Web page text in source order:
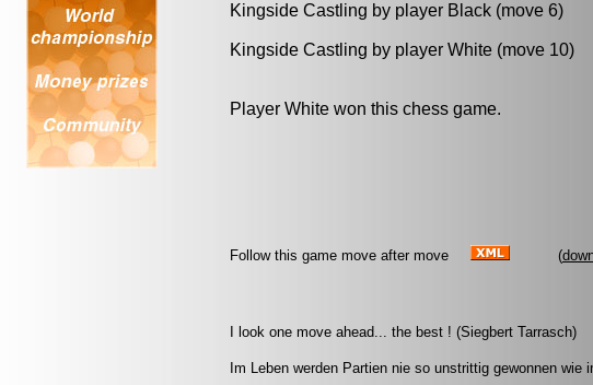
Kingside Castling by player Black (move 6)
Kingside Castling by player White (move 10)
Player White won this chess game.
Follow this game move after move (
I look one move ahead... the best ! (Siegbert Tarrasch)
Im Leben werden Partien nie so unstrittig gewonnen wie